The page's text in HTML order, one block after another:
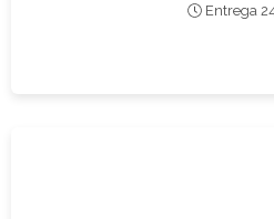
Entrega